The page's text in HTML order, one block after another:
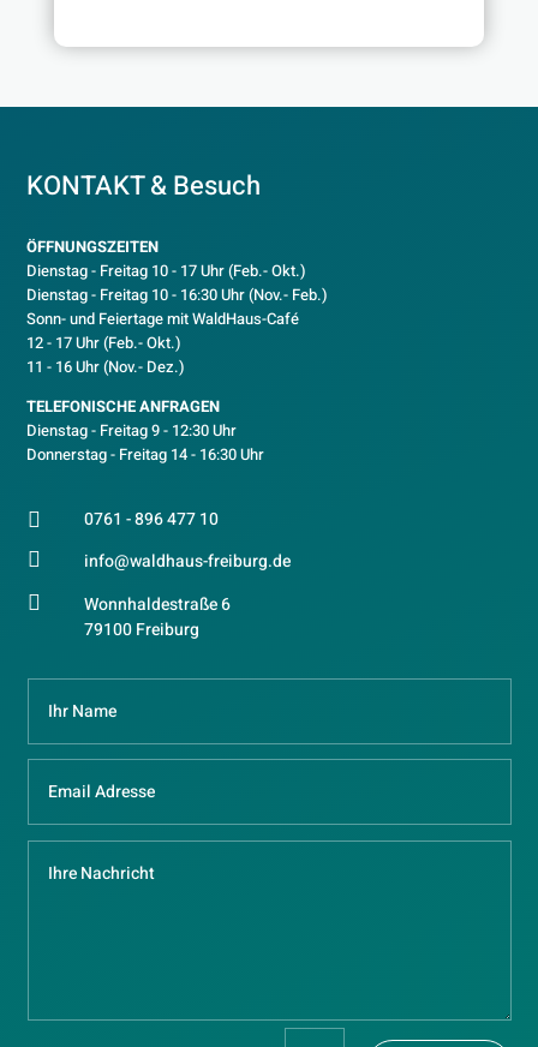
KONTAKT & Besuch
ÖFFNUNGSZEITEN
Dienstag - Freitag 10 - 17 Uhr (Feb.- Okt.)
Dienstag - Freitag 10 - 16:30 Uhr (Nov.- Feb.)
Sonn- und Feiertage mit WaldHaus-Café
12 - 17 Uhr (Feb.- Okt.)
11 - 16 Uhr (Nov.- Dez.)
TELEFONISCHE ANFRAGEN
Dienstag - Freitag 9 - 12:30 Uhr
Donnerstag - Freitag 14 - 16:30 Uhr
 0761 - 896 477 10
 info@waldhaus-freiburg.de

Wonnhaldestraße 6
79100 Freiburg